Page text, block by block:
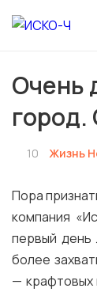
Очень
город.
10 Жизнь
Пора
компания
первый день
более
— крафтовых